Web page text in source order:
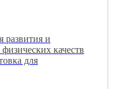
развития и
качеств
для